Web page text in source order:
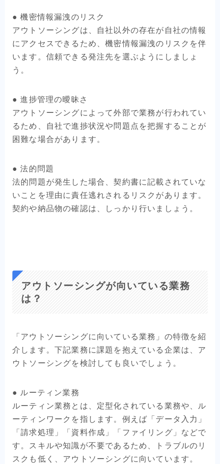
● 機密情報漏洩のリスク
アウトソーシングは、自社以外の存在が自社の情報
にアクセスできるため、機密情報漏洩のリスクを伴
います。信頼できる発注先を選ぶようにしましょ
う。
● 進捗管理の曖昧さ
アウトソーシングによって外部で業務が行われてい
るため、自社で進捗状況や問題点を把握することが
困難な場合があります。
● 法的問題
法的問題が発生した場合、契約書に記載されていな
いことを理由に責任逃れされるリスクがあります。
契約や納品物の確認は、しっかり行いましょう。
アウトソーシングが向いている業務
は？
「アウトソーシングに向いている業務」の特徴を紹
介します。下記業務に課題を抱えている企業は、ア
ウトソーシングを検討しても良いでしょう。
● ルーティン業務
ルーティン業務とは、定型化されている業務や、ル
ーティンワークを指します。例えば「データ入力」
「請求処理」「資料作成」「ファイリング」などで
す。スキルや知識が不要であるため、トラブルのリ
スクも低く、アウトソーシングに向いています。